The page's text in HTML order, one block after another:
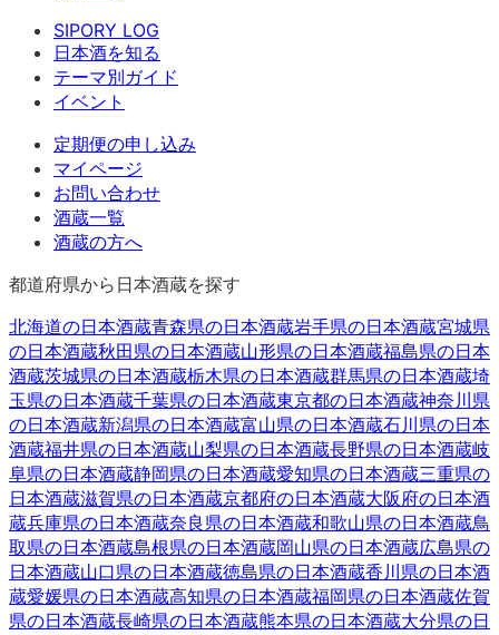
SIPORY LOG
日本酒を知る
テーマ別ガイド
イベント
定期便の申し込み
マイページ
お問い合わせ
酒蔵一覧
酒蔵の方へ
都道府県から日本酒蔵を探す
北海道の日本酒蔵青森県の日本酒蔵岩手県の日本酒蔵宮城県
の日本酒蔵秋田県の日本酒蔵山形県の日本酒蔵福島県の日本
酒蔵茨城県の日本酒蔵栃木県の日本酒蔵群馬県の日本酒蔵埼
玉県の日本酒蔵千葉県の日本酒蔵東京都の日本酒蔵神奈川県
の日本酒蔵新潟県の日本酒蔵富山県の日本酒蔵石川県の日本
酒蔵福井県の日本酒蔵山梨県の日本酒蔵長野県の日本酒蔵岐
阜県の日本酒蔵静岡県の日本酒蔵愛知県の日本酒蔵三重県の
日本酒蔵滋賀県の日本酒蔵京都府の日本酒蔵大阪府の日本酒
蔵兵庫県の日本酒蔵奈良県の日本酒蔵和歌山県の日本酒蔵鳥
取県の日本酒蔵島根県の日本酒蔵岡山県の日本酒蔵広島県の
日本酒蔵山口県の日本酒蔵徳島県の日本酒蔵香川県の日本酒
蔵愛媛県の日本酒蔵高知県の日本酒蔵福岡県の日本酒蔵佐賀
県の日本酒蔵長崎県の日本酒蔵熊本県の日本酒蔵大分県の日